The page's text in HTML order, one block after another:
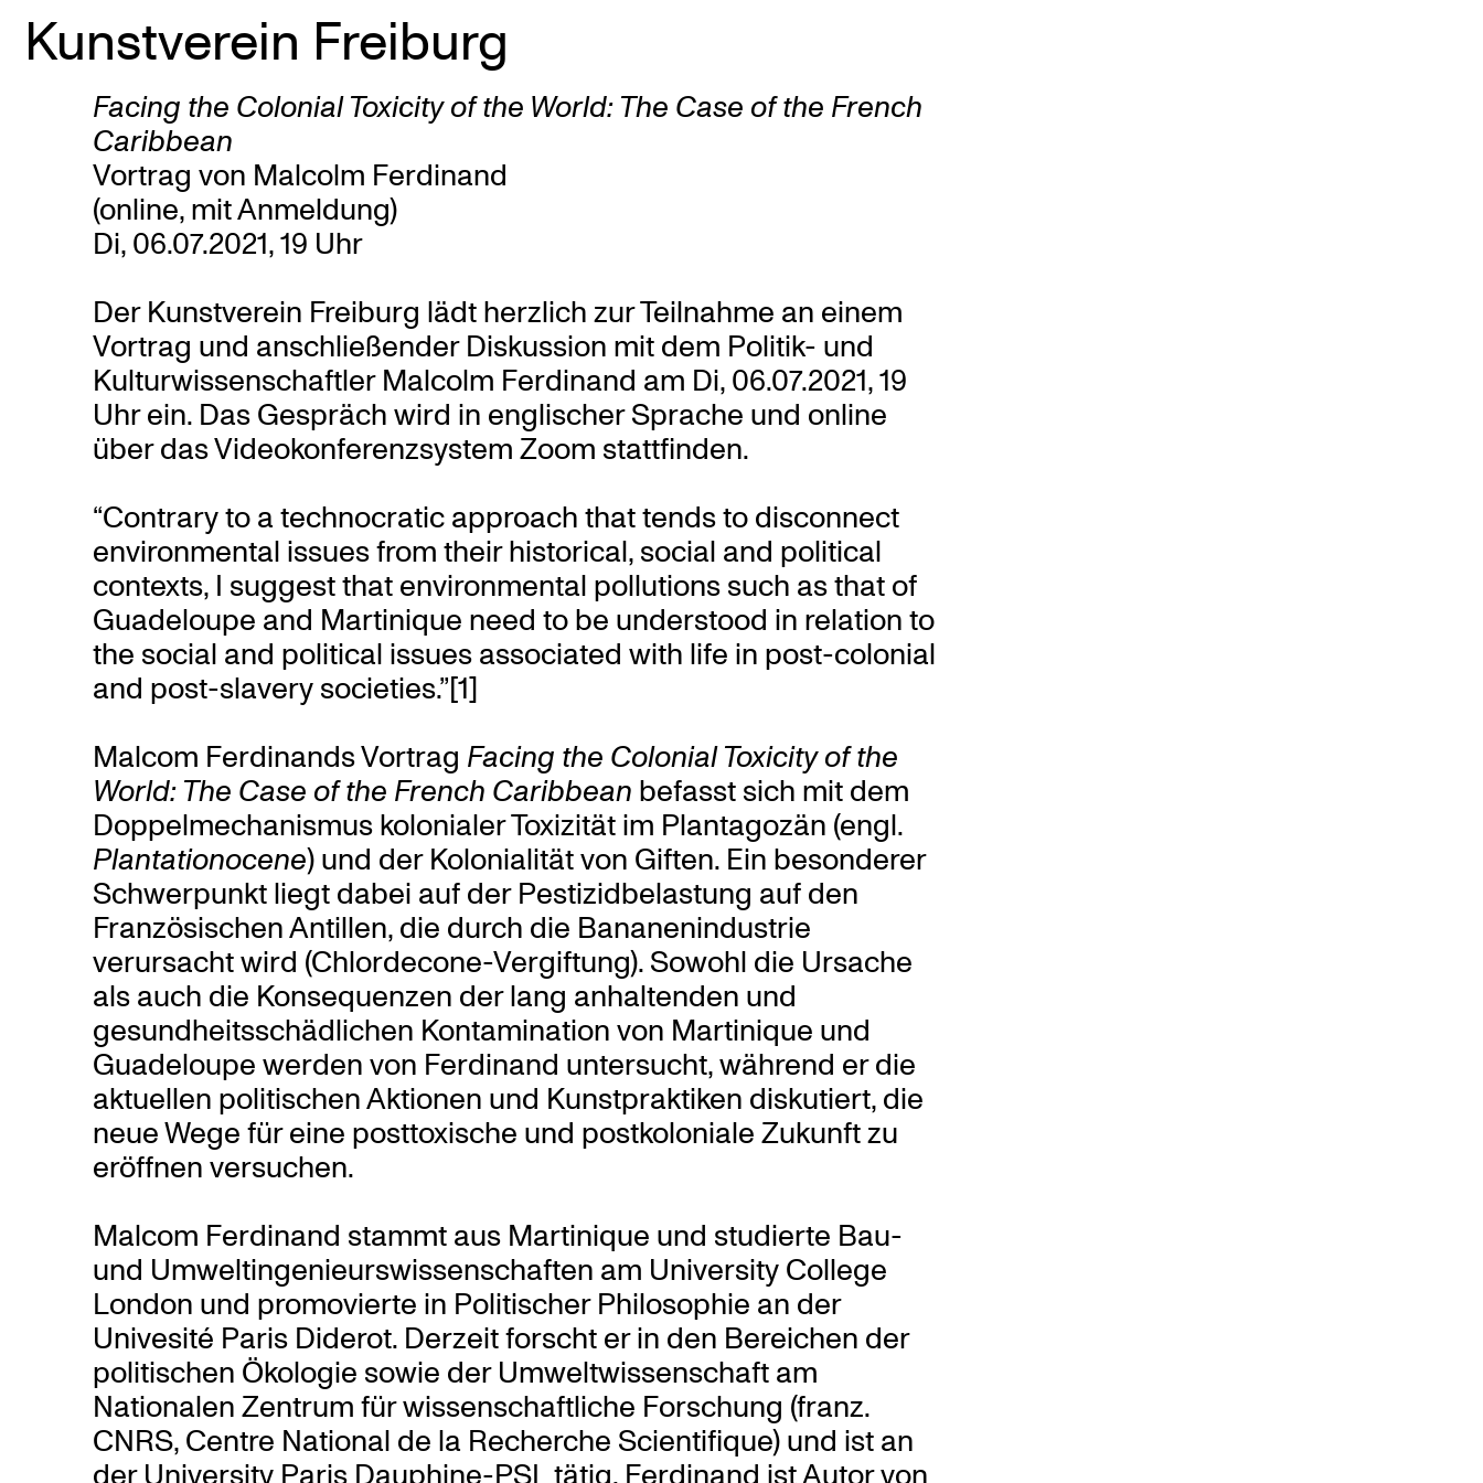
Kunstverein Freiburg
Skip
to
content
Facing the Colonial Toxicity of the World: The Case of the French
Caribbean
Vortrag von Malcolm Ferdinand
(online, mit Anmeldung)
Di, 06.07.2021, 19 Uhr
Der Kunstverein Freiburg lädt herzlich zur Teilnahme an einem
Vortrag und anschließender Diskussion mit dem Politik- und
Kulturwissenschaftler Malcolm Ferdinand am Di, 06.07.2021, 19
Uhr ein. Das Gespräch wird in englischer Sprache und online
über das Videokonferenzsystem Zoom stattfinden.
“Contrary to a technocratic approach that tends to disconnect
environmental issues from their historical, social and political
contexts, I suggest that environmental pollutions such as that of
Guadeloupe and Martinique need to be understood in relation to
the social and political issues associated with life in post-colonial
and post-slavery societies.”[1]
Malcom Ferdinands Vortrag Facing the Colonial Toxicity of the
World: The Case of the French Caribbean befasst sich mit dem
Doppelmechanismus kolonialer Toxizität im Plantagozän (engl.
Plantationocene) und der Kolonialität von Giften. Ein besonderer
Schwerpunkt liegt dabei auf der Pestizidbelastung auf den
Französischen Antillen, die durch die Bananenindustrie
verursacht wird (Chlordecone-Vergiftung). Sowohl die Ursache
als auch die Konsequenzen der lang anhaltenden und
gesundheitsschädlichen Kontamination von Martinique und
Guadeloupe werden von Ferdinand untersucht, während er die
aktuellen politischen Aktionen und Kunstpraktiken diskutiert, die
neue Wege für eine posttoxische und postkoloniale Zukunft zu
eröffnen versuchen.
Malcom Ferdinand stammt aus Martinique und studierte Bau-
und Umweltingenieurswissenschaften am University College
London und promovierte in Politischer Philosophie an der
Univesité Paris Diderot. Derzeit forscht er in den Bereichen der
politischen Ökologie sowie der Umweltwissenschaft am
Nationalen Zentrum für wissenschaftliche Forschung (franz.
CNRS, Centre National de la Recherche Scientifique) und ist an
der University Paris Dauphine-PSL tätig. Ferdinand ist Autor von